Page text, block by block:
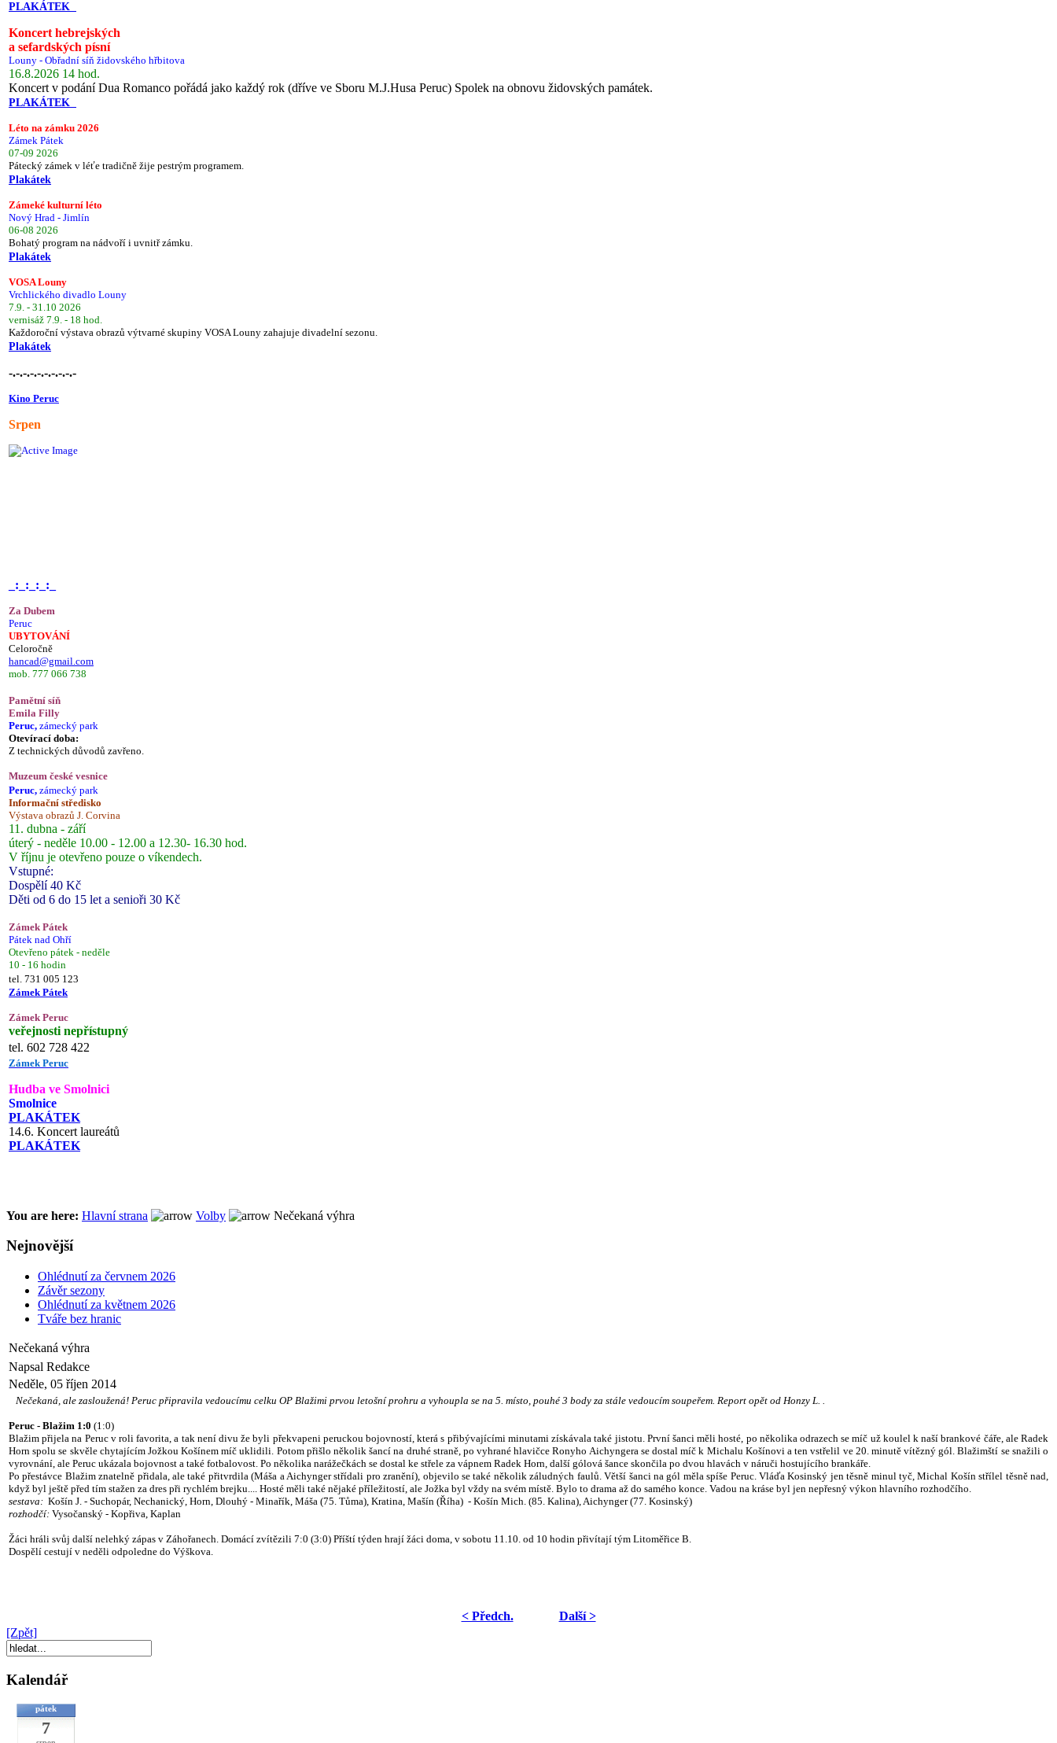
PLAKÁTEK
Koncert hebrejských
a sefardských písní
Louny - Obřadní síň židovského hřbitova
16.8.2026 14 hod.
Koncert v podání Dua Romanco pořádá jako každý rok (dříve ve Sboru M.J.Husa Peruc) Spolek na obnovu židovských památek.
PLAKÁTEK
Léto na zámku 2026
Zámek Pátek
07-09 2026
Pátecký zámek v léťe tradičně žije pestrým programem.
Plakátek
Zámeké kulturní léto
Nový Hrad - Jimlín
06-08 2026
Bohatý program na nádvoří i uvnitř zámku.
Plakátek
VOSA Louny
Vrchlického divadlo Louny
7.9. - 31.10 2026
vernisáž 7.9. - 18 hod.
Každoroční výstava obrazů výtvarné skupiny VOSA Louny zahajuje divadelní sezonu.
Plakátek
-.-.-.-.-.-.-.-.-.-
Kino Peruc
Srpen
_:_:_:_:_
Za Dubem
Peruc
UBYTOVÁNÍ
Celoročně
hancad@gmail.com
mob. 777 066 738
Pamětní síň
Emila Filly
Peruc, zámecký park
Otevírací doba:
Z technických důvodů zavřeno.
Muzeum české vesnice
Peruc, zámecký park
Informační středisko
Výstava obrazů J. Corvina
11. dubna - září
úterý - neděle 10.00 - 12.00 a 12.30- 16.30 hod.
V říjnu je otevřeno pouze o víkendech.
Vstupné:
Dospělí 40 Kč
Děti od 6 do 15 let a senioři 30 Kč
Zámek Pátek
Pátek nad Ohří
Otevřeno pátek - neděle
10 - 16 hodin
tel. 731 005 123
Zámek Pátek
Zámek Peruc
veřejnosti nepřístupný
tel. 602 728 422
Zámek Peruc
Hudba ve Smolnici
Smolnice
PLAKÁTEK
14.6. Koncert laureátů
PLAKÁTEK
You are here: Hlavní strana Volby Nečekaná výhra
Nejnovější
Ohlédnutí za červnem 2026
Závěr sezony
Ohlédnutí za květnem 2026
Tváře bez hranic
Nečekaná výhra
Napsal Redakce
Neděle, 05 říjen 2014
Nečekaná, ale zasloužená! Peruc připravila vedoucímu celku OP Blažimi prvou letošní prohru a vyhoupla se na 5. místo, pouhé 3 body za stále vedoucím soupeřem. Report opět od Honzy L. .
Peruc - Blažim 1:0 (1:0)
Blažim přijela na Peruc v roli favorita, a tak není divu že byli překvapeni peruckou bojovností, která s přibývajícími minutami získávala také jistotu. První šanci měli hosté, po několika odrazech se míč už koulel k naší brankové čáře, ale Radek
Horn spolu se skvěle chytajícím Jožkou Košínem míč uklidili. Potom přišlo několik šancí na druhé straně, po vyhrané hlavičce Ronyho Aichyngera se dostal míč k Michalu Košínovi a ten vstřelil ve 20. minutě vítězný gól. Blažimští se snažili o
vyrovnání, ale Peruc ukázala bojovnost a také fotbalovost. Po několika narážečkách se dostal ke střele za vápnem Radek Horn, další gólová šance skončila po dvou hlavách v náruči hostujícího brankáře.
Po přestávce Blažim znatelně přidala, ale také přitvrdila (Máša a Aichynger střídali pro zranění), objevilo se také několik záludných faulů. Větší šanci na gól měla spíše Peruc. Vláďa Kosinský jen těsně minul tyč, Michal Košín střílel těsně nad,
když byl ještě před tím stažen za dres při rychlém brejku.... Hosté měli také nějaké příležitostí, ale Jožka byl vždy na svém místě. Bylo to drama až do samého konce. Vadou na kráse byl jen nepřesný výkon hlavního rozhodčího.
sestava: Košín J. - Suchopár, Nechanický, Horn, Dlouhý - Minařík, Máša (75. Tůma), Kratina, Mašín (Říha) - Košín Mich. (85. Kalina), Aichynger (77. Kosinský)
rozhodčí: Vysočanský - Kopřiva, Kaplan
Žáci hráli svůj další nelehký zápas v Záhořanech. Domácí zvítězili 7:0 (3:0) Příští týden hrají žáci doma, v sobotu 11.10. od 10 hodin přivítají tým Litoměřice B.
Dospělí cestují v neděli odpoledne do Výškova.
< Předch.
Další >
[Zpět]
Kalendář
pátek
7